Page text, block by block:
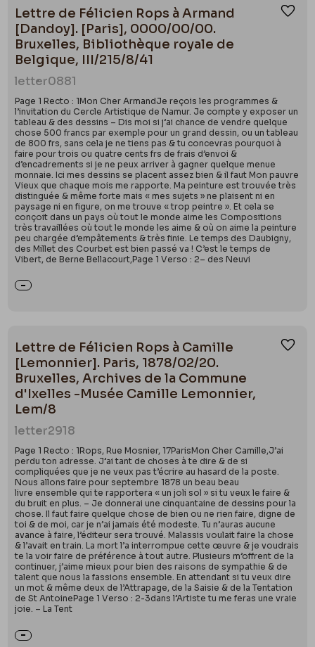
Lettre de Félicien Rops à Armand
[Dandoy]. [Paris], 0000/00/00.
Bruxelles, Bibliothèque royale de
Belgique, III/215/8/41
letter0881
Page 1 Recto : 1Mon Cher ArmandJe reçois les programmes &
l’invitation du Cercle Artistique de Namur. Je compte y exposer un
tableau & des dessins – Dis moi si j’ai chance de vendre quelque
chose 500 francs par exemple pour un grand dessin, ou un tableau
de 800 frs, sans cela je ne tiens pas & tu concevras pourquoi à
faire pour trois ou quatre cents frs de frais d’envoi &
d’encadrements si je ne peux arriver à gagner quelque menue
monnaie. Ici mes dessins se placent assez bien & il faut Mon pauvre
Vieux que chaque mois me rapporte. Ma peinture est trouvée très
distinguée & même forte mais « mes sujets » ne plaisent ni en
paysage ni en figure, on me trouve « trop peintre ». Et cela se
conçoit dans un pays où tout le monde aime les Compositions
très travaillées où tout le monde les aime & où on aime la peinture
peu chargée d’empâtements & très finie. Le temps des Daubigny,
des Millet des Courbet est bien passé va ! C’est le temps de
Vibert, de Berne Bellacourt,Page 1 Verso : 2– des Neuvi
Lettre de Félicien Rops à Camille
[Lemonnier]. Paris, 1878/02/20.
Bruxelles, Archives de la Commune
d'Ixelles -Musée Camille Lemonnier,
Lem/8
letter2918
Page 1 Recto : 1Rops, Rue Mosnier, 17ParisMon Cher Camille,J’ai
perdu ton adresse. J’ai tant de choses à te dire & de si
compliquées que je ne veux pas t’écrire au hasard de la poste.
Nous allons faire pour septembre 1878 un beau beau
livre ensemble qui te rapportera « un joli sol » si tu veux le faire &
du bruit en plus. – Je donnerai une cinquantaine de dessins pour la
chose. Il faut faire quelque chose de bien ou ne rien faire, digne de
toi & de moi, car je n’ai jamais été modeste. Tu n’auras aucune
avance à faire, l’éditeur sera trouvé. Malassis voulait faire la chose
& l’avait en train. La mort l’a interrompue cette œuvre & je voudrais
te la voir faire de préférence à tout autre. Plusieurs m’offrent de la
continuer, j’aime mieux pour bien des raisons de sympathie & de
talent que nous la fassions ensemble. En attendant si tu veux dire
un mot & même deux de l’Attrapage, de la Saisie & de la Tentation
de St AntoinePage 1 Verso : 2-3dans l’Artiste tu me feras une vraie
joie. – La Tent